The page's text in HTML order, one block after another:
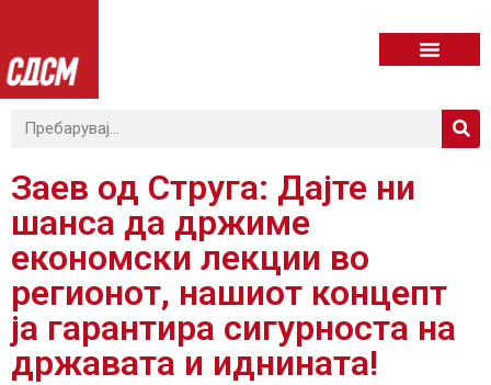
Заев од Струга: Дајте ни
шанса да држиме
економски лекции во
регионот, нашиот концепт
ја гарантира сигурноста на
државата и иднината!